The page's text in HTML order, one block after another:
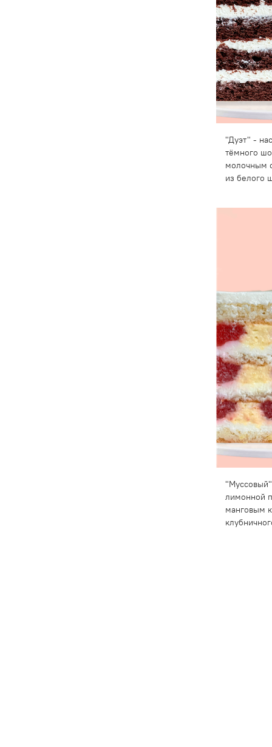
"Дуэт" -
тёмного
молочным
из белого
лимонной
манговым